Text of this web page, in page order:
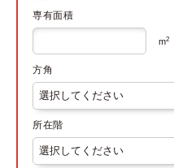
専有面積
m2
方角
所在階